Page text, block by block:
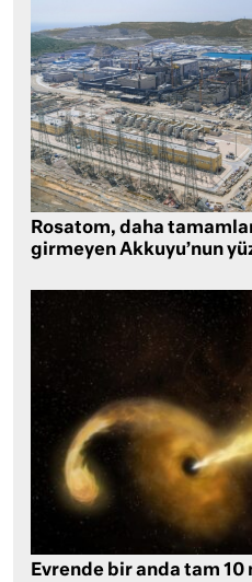
Rosatom, daha
girmeyen Akkuyu’nun
Evrende bir anda tam